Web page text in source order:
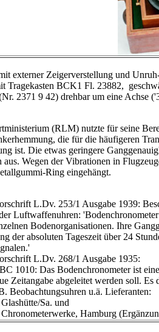
externer Zeigerverstellung und
Tragekasten BCK1 Fl. 23882,
2371 9 42) drehbar um eine Achse
(RLM) nutzte für seine
die für die häufigeren
ist. Die etwas geringere
aus. Wegen der Vibrationen in
Ring eingehängt.
L.Dv. 253/1 Ausgabe 1939:
Luftwaffenuhren:
Bodenorganisationen. Ihre
der absoluten Tageszeit über 24
L.Dv. 268/1 Ausgabe 1935:
1010: Das Bodenchronometer ist
Zeitangabe abgeleitet werden soll. Es
Beobachtungsuhren u.ä. Lieferanten:
Sa. und
Hamburg